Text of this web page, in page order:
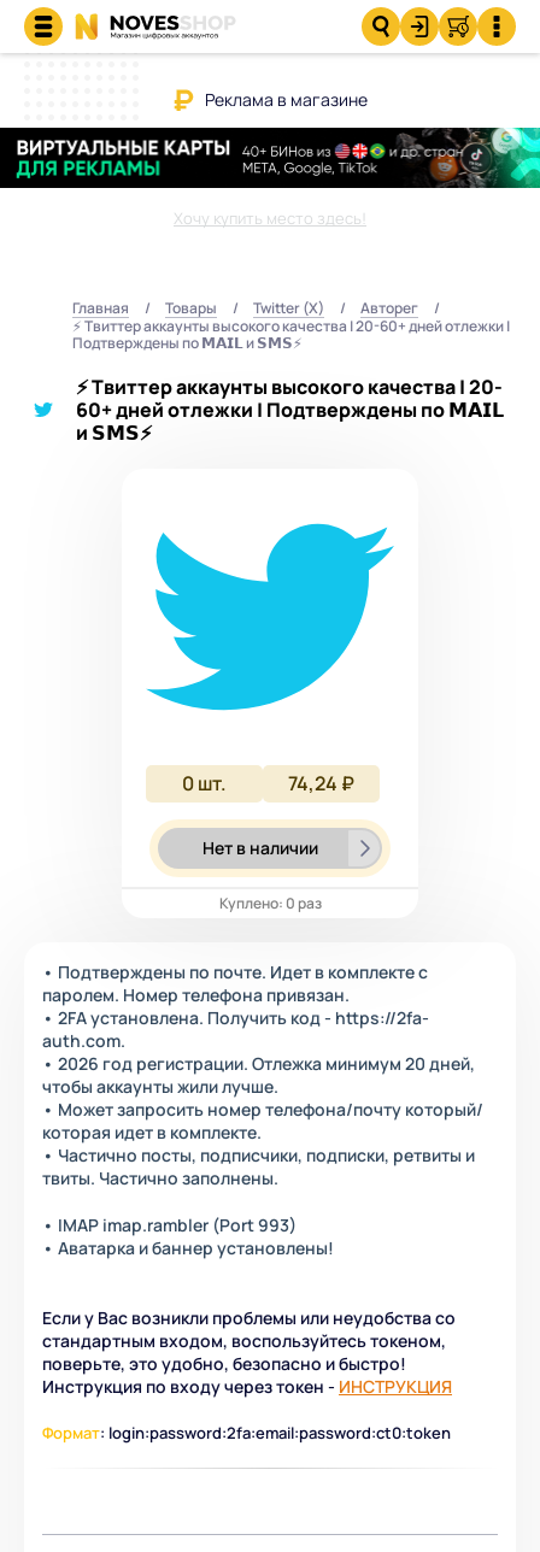
Реклама в магазине
Хочу купить место здесь!
Главная Товары Twitter (X)
Авторег
⚡️ Твиттер аккаунты высокого качества | 20-60+ дней отлежки |
Подтверждены по 𝗠𝗔𝗜𝗟 и 𝗦𝗠𝗦⚡️
⚡️ Твиттер аккаунты высокого качества | 20-
60+ дней отлежки | Подтверждены по 𝗠𝗔𝗜𝗟
и 𝗦𝗠𝗦⚡️
0шт. 74,24 ₽
Нет в наличии
Куплено: 0 раз
• Подтверждены по почте. Идет в комплекте с
паролем. Номер телефона привязан.
• 2FA установлена. Получить код - https://2fa-
auth.com.
• 2026 год регистрации. Отлежка минимум 20 дней,
чтобы аккаунты жили лучше.
• Может запросить номер телефона/почту который/
которая идет в комплекте.
• Частично посты, подписчики, подписки, ретвиты и
твиты. Частично заполнены.
• IMAP imap.rambler (Port 993)
• Аватарка и баннер установлены!
Если у Вас возникли проблемы или неудобства со
стандартным входом, воспользуйтесь токеном,
поверьте, это удобно, безопасно и быстро!
Инструкция по входу через токен - ИНСТРУКЦИЯ
Формат: login:password:2fa:email:password:ct0:token